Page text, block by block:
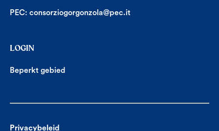
PEC: consorziogorgonzola@pec.it
LOGIN
Beperkt gebied
Privacybeleid